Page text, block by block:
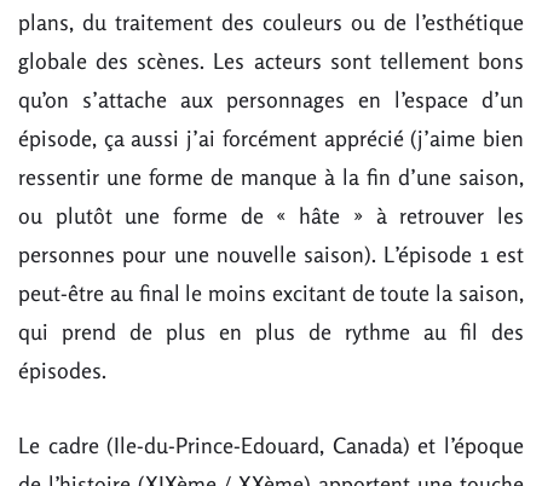
plans, du traitement des couleurs ou de l’esthétique
globale des scènes. Les acteurs sont tellement bons
qu’on s’attache aux personnages en l’espace d’un
épisode, ça aussi j’ai forcément apprécié (j’aime bien
ressentir une forme de manque à la fin d’une saison,
ou plutôt une forme de « hâte » à retrouver les
personnes pour une nouvelle saison). L’épisode 1 est
peut-être au final le moins excitant de toute la saison,
qui prend de plus en plus de rythme au fil des
épisodes.
Le cadre (Ile-du-Prince-Edouard, Canada) et l’époque